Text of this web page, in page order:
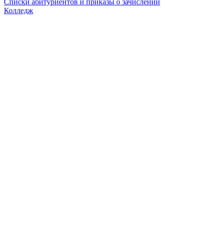
Списки абитуриентов и приказы о зачислении
Колледж